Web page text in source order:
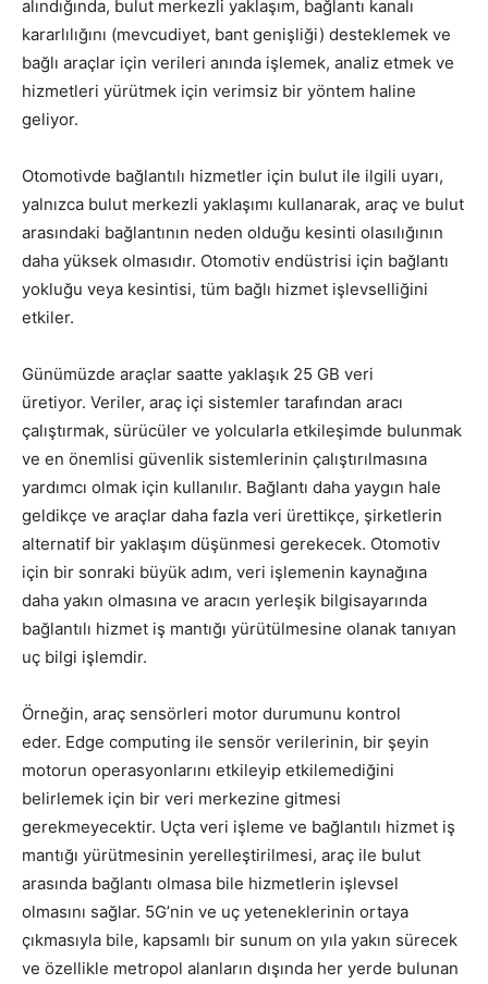
alındığında, bulut merkezli yaklaşım, bağlantı kanalı
kararlılığını (mevcudiyet, bant genişliği) desteklemek ve
bağlı araçlar için verileri anında işlemek, analiz etmek ve
hizmetleri yürütmek için verimsiz bir yöntem haline
geliyor.
Otomotivde bağlantılı hizmetler için bulut ile ilgili uyarı,
yalnızca bulut merkezli yaklaşımı kullanarak, araç ve bulut
arasındaki bağlantının neden olduğu kesinti olasılığının
daha yüksek olmasıdır. Otomotiv endüstrisi için bağlantı
yokluğu veya kesintisi, tüm bağlı hizmet işlevselliğini
etkiler.
Günümüzde araçlar saatte yaklaşık 25 GB veri
üretiyor. Veriler, araç içi sistemler tarafından aracı
çalıştırmak, sürücüler ve yolcularla etkileşimde bulunmak
ve en önemlisi güvenlik sistemlerinin çalıştırılmasına
yardımcı olmak için kullanılır. Bağlantı daha yaygın hale
geldikçe ve araçlar daha fazla veri ürettikçe, şirketlerin
alternatif bir yaklaşım düşünmesi gerekecek. Otomotiv
için bir sonraki büyük adım, veri işlemenin kaynağına
daha yakın olmasına ve aracın yerleşik bilgisayarında
bağlantılı hizmet iş mantığı yürütülmesine olanak tanıyan
uç bilgi işlemdir.
Örneğin, araç sensörleri motor durumunu kontrol
eder. Edge computing ile sensör verilerinin, bir şeyin
motorun operasyonlarını etkileyip etkilemediğini
belirlemek için bir veri merkezine gitmesi
gerekmeyecektir. Uçta veri işleme ve bağlantılı hizmet iş
mantığı yürütmesinin yerelleştirilmesi, araç ile bulut
arasında bağlantı olmasa bile hizmetlerin işlevsel
olmasını sağlar. 5G’nin ve uç yeteneklerinin ortaya
çıkmasıyla bile, kapsamlı bir sunum on yıla yakın sürecek
ve özellikle metropol alanların dışında her yerde bulunan